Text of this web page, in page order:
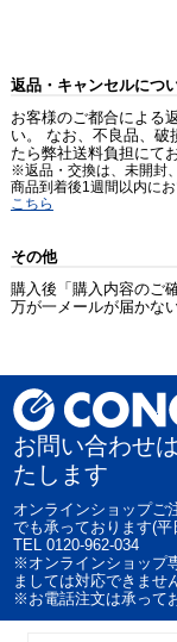
返品・キャンセルにつ
お客様のご都合による
い。 なお、不良品、破
たら弊社送料負担にて
※返品・交換は、未開封
商品到着後1週間以内に
こちら
その他
購入後「購入内容のご
万が一メールが届かな
お問い合わせは
たします
オンラインショップご
でも承っております(平
TEL 0120-962-034
※オンラインショップ
ましては対応できませ
※お電話注文は承って